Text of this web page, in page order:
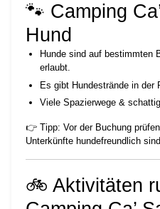
🐾 Camping
Hund
Hunde sind auf bestimmten
erlaubt.
Es gibt Hundestrände in der
Viele Spazierwege &
👉 Tipp: Vor der Buchung
Unterkünfte hundefreundlich sind.
🚲 Aktivitäten